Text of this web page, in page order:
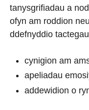
tanysgrifiadau a
ofyn am roddion
ddefnyddio
cynigion am
apeliadau
addewidion o